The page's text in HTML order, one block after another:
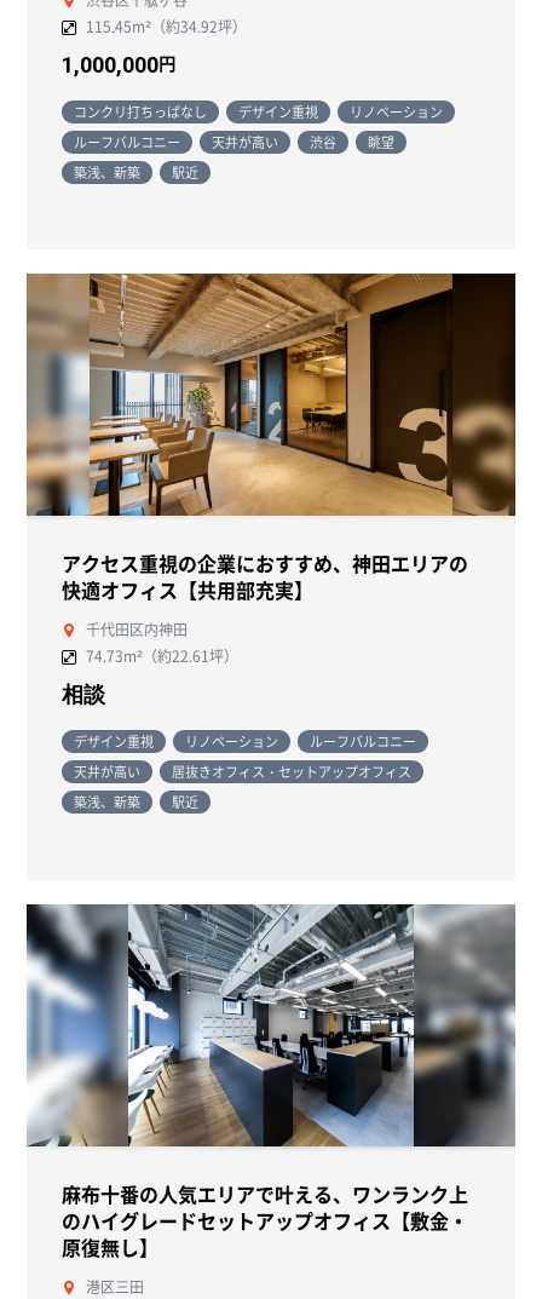
115.45m²（約34.92坪）
1,000,000円
コンクリ打ちっぱなし デザイン重視
リノベーション
ルーフバルコニー
天井が高い 渋谷
眺望
築浅、新築
駅近
アクセス重視の企業におすすめ、神田エリアの
快適オフィス【共用部充実】
千代田区内神田
74.73m²（約22.61坪）
相談
デザイン重視 リノベーション
ルーフバルコニー
天井が高い
居抜きオフィス・セットアップオフィス
築浅、新築
駅近
麻布十番の人気エリアで叶える、ワンランク上
のハイグレードセットアップオフィス【敷金・
原復無し】
港区三田